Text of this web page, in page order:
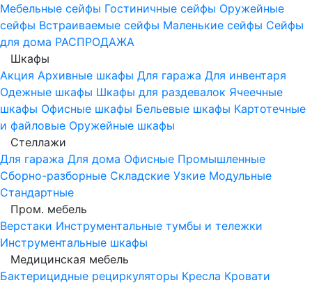
Мебельные сейфы Гостиничные сейфы Оружейные
сейфы Встраиваемые сейфы Маленькие сейфы Сейфы
для дома РАСПРОДАЖА
Шкафы
Акция Архивные шкафы Для гаража Для инвентаря
Одежные шкафы Шкафы для раздевалок Ячеечные
шкафы Офисные шкафы Бельевые шкафы Картотечные
и файловые Оружейные шкафы
Стеллажи
Для гаража Для дома Офисные Промышленные
Сборно-разборные Складские Узкие Модульные
Стандартные
Пром. мебель
Верстаки Инструментальные тумбы и тележки
Инструментальные шкафы
Медицинская мебель
Бактерицидные рециркуляторы Кресла Кровати